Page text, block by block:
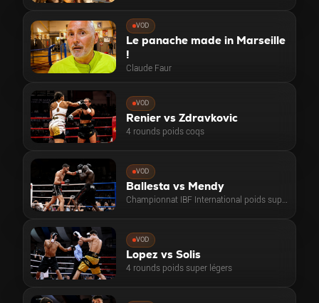
VOD
Le panache made in Marseille
!
Claude Faur
VOD
Renier vs Zdravkovic
4 rounds poids coqs
VOD
Ballesta vs Mendy
VOD
Lopez vs Solis
4 rounds poids super légers